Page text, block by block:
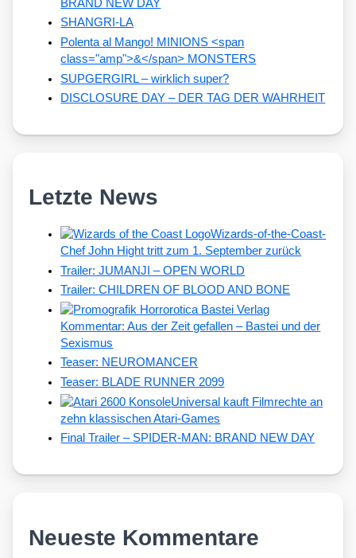
BRAND NEW DAY
SHANGRI-LA
Polenta al Mango! MINIONS <span
class="amp">&</span> MONSTERS
SUPGERGIRL – wirklich super?
DISCLOSURE DAY – DER TAG DER WAHRHEIT
Letzte News
Wizards-of-the-Coast-
Chef John Hight tritt zum 1. September zurück
Trailer: JUMANJI – OPEN WORLD
Trailer: CHILDREN OF BLOOD AND BONE
Kommentar: Aus der Zeit gefallen – Bastei und der
Sexismus
Teaser: NEUROMANCER
Teaser: BLADE RUNNER 2099
Universal kauft Filmrechte an
zehn klassischen Atari-Games
Final Trailer – SPIDER-MAN: BRAND NEW DAY
Neueste Kommentare